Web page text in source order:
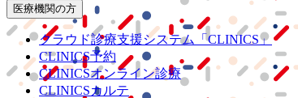
医療機関の方
クラウド診療支援システム
「CLINICS」
CLINICS予約
CLINICSオンライン診療
CLINICSカルテ